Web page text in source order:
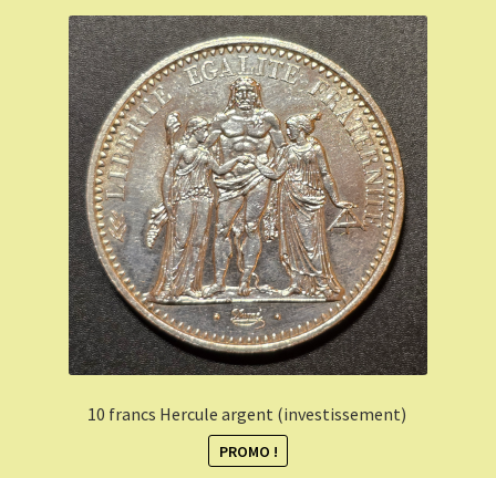
10 francs Hercule argent (investissement)
PROMO !